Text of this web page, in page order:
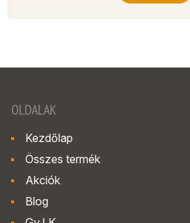
OLDALAK
Kezdőlap
Összes termék
Akciók
Blog